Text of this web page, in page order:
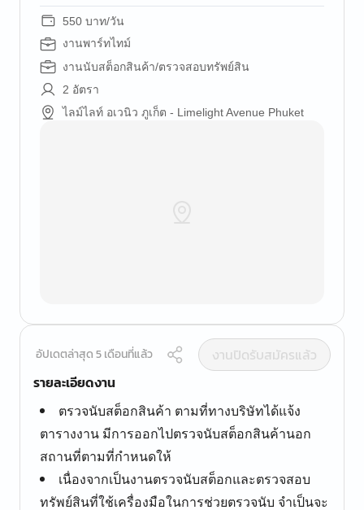
550 บาท/วัน
งานพาร์ทไทม์
งานนับสต็อกสินค้า/ตรวจสอบทรัพย์สิน
2 อัตรา
ไลม์ไลท์ อเวนิว ภูเก็ต - Limelight Avenue Phuket
อัปเดตล่าสุด 5 เดือนที่แล้ว
งานปิดรับสมัครแล้ว
รายละเอียดงาน
ตรวจนับสต็อกสินค้า ตามที่ทางบริษัทได้แจ้ง
ตารางงาน มีการออกไปตรวจนับสต็อกสินค้านอก
สถานที่ตามที่กำหนดให้
เนื่องจากเป็นงานตรวจนับสต็อกและตรวจสอบ
ทรัพย์สินที่ใช้เครื่องมือในการช่วยตรวจนับ จำเป็นจะ